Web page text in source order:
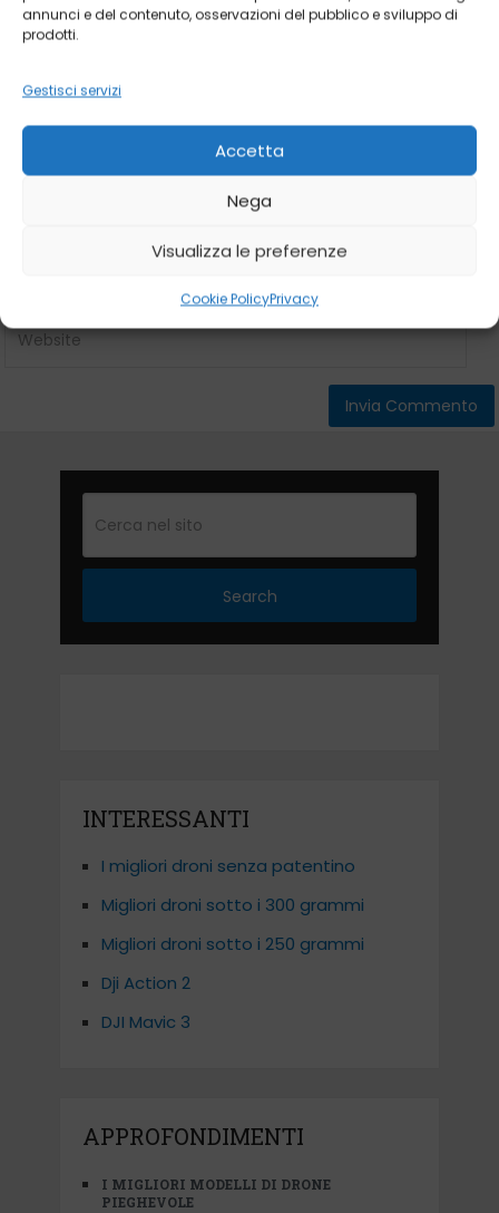
annunci e del contenuto, osservazioni del pubblico e sviluppo di
prodotti.
Gestisci servizi
Accetta
Nega
Visualizza le preferenze
Cookie PolicyPrivacy
Search
INTERESSANTI
I migliori droni senza patentino
Migliori droni sotto i 300 grammi
Migliori droni sotto i 250 grammi
Dji Action 2
DJI Mavic 3
APPROFONDIMENTI
I MIGLIORI MODELLI DI DRONE
PIEGHEVOLE